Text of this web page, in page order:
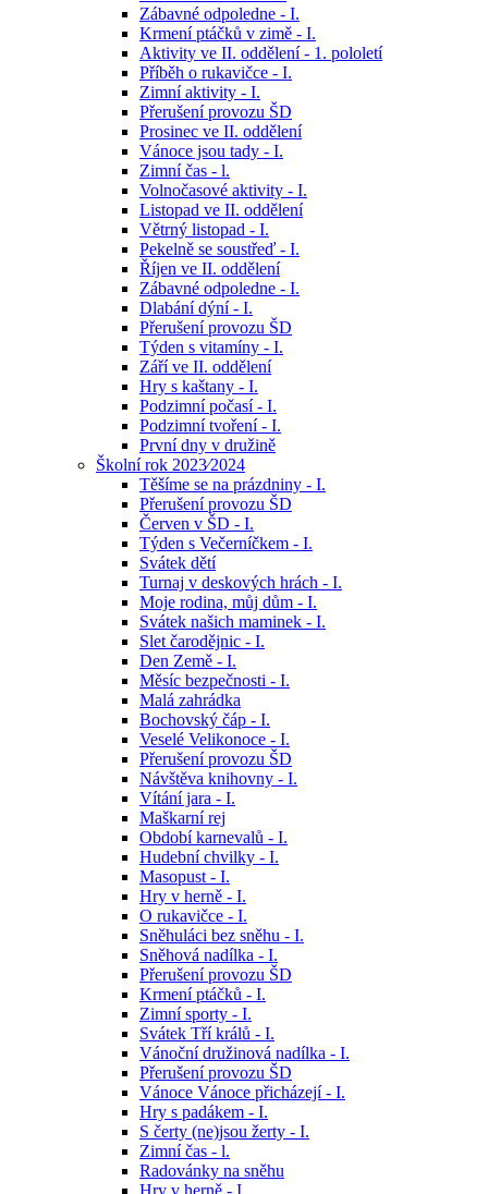
Zábavné odpoledne - I.
Krmení ptáčků v zimě - I.
Aktivity ve II. oddělení - 1. pololetí
Příběh o rukavičce - I.
Zimní aktivity - I.
Přerušení provozu ŠD
Prosinec ve II. oddělení
Vánoce jsou tady - I.
Zimní čas - l.
Volnočasové aktivity - I.
Listopad ve II. oddělení
Větrný listopad - I.
Pekelně se soustřeď - I.
Říjen ve II. oddělení
Zábavné odpoledne - I.
Dlabání dýní - I.
Přerušení provozu ŠD
Týden s vitamíny - I.
Září ve II. oddělení
Hry s kaštany - I.
Podzimní počasí - I.
Podzimní tvoření - I.
První dny v družině
Školní rok 2023⁄2024
Těšíme se na prázdniny - I.
Přerušení provozu ŠD
Červen v ŠD - I.
Týden s Večerníčkem - I.
Svátek dětí
Turnaj v deskových hrách - I.
Moje rodina, můj dům - I.
Svátek našich maminek - I.
Slet čarodějnic - I.
Den Země - I.
Měsíc bezpečnosti - I.
Malá zahrádka
Bochovský čáp - I.
Veselé Velikonoce - I.
Přerušení provozu ŠD
Návštěva knihovny - I.
Vítání jara - I.
Maškarní rej
Období karnevalů - I.
Hudební chvilky - I.
Masopust - I.
Hry v herně - I.
O rukavičce - I.
Sněhuláci bez sněhu - I.
Sněhová nadílka - I.
Přerušení provozu ŠD
Krmení ptáčků - I.
Zimní sporty - I.
Svátek Tří králů - I.
Vánoční družinová nadílka - I.
Přerušení provozu ŠD
Vánoce Vánoce přicházejí - I.
Hry s padákem - I.
S čerty (ne)jsou žerty - I.
Zimní čas - l.
Radovánky na sněhu
Hry v herně - I.